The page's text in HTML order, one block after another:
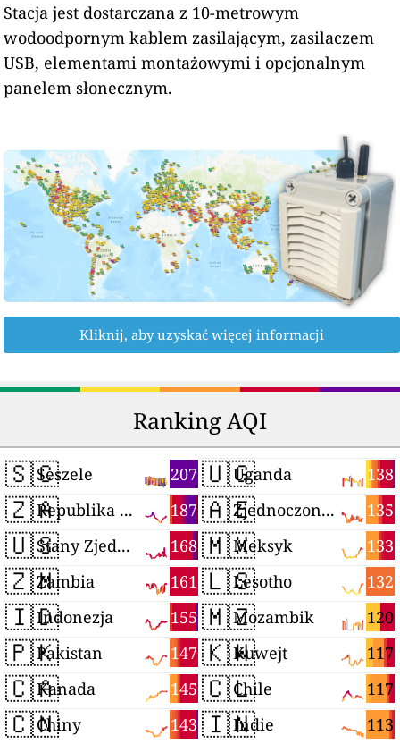
Stacja jest dostarczana z 10-metrowym
wodoodpornym kablem zasilającym, zasilaczem
USB, elementami montażowymi i opcjonalnym
panelem słonecznym.
Kliknij, aby uzyskać więcej informacji
Ranking AQI
🇸🇨 207
Seszele
🇿🇦 187
Republika Południowej Afryki
🇺🇸 168
Stany Zjednoczone
🇿🇲 161
Zambia
🇮🇩 155
Indonezja
🇵🇰 147
Pakistan
🇨🇦 145
Kanada
🇨🇳 143
Chiny
🇺🇬 138
Uganda
🇦🇪 135
Zjednoczone Emiraty Arabskie
🇲🇽 133
Meksyk
🇱🇸 132
Lesotho
🇲🇿 120
Mozambik
🇰🇼 117
Kuwejt
🇨🇱 117
Chile
🇮🇳 113
Indie